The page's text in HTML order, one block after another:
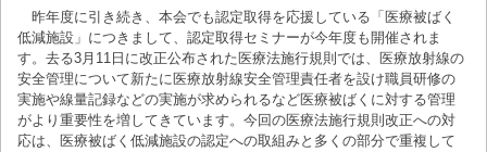
昨年度に引き続き、本会でも認定取得を応援している「医療被ばく
低減施設」につきまして、認定取得セミナーが今年度も開催されま
す。去る3月11日に改正公布された医療法施行規則では、医療放射線の
安全管理について新たに医療放射線安全管理責任者を設け職員研修の
実施や線量記録などの実施が求められるなど医療被ばくに対する管理
がより重要性を増してきています。今回の医療法施行規則改正への対
応は、医療被ばく低減施設の認定への取組みと多くの部分で重複して